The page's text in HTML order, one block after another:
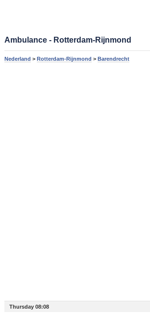
Ambulance - Rotterdam-Rijnmond
Nederland > Rotterdam-Rijnmond > Barendrecht
Thursday 08:08